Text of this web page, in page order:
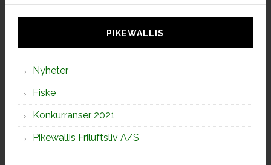
PIKEWALLIS
Nyheter
Fiske
Konkurranser 2021
Pikewallis Friluftsliv A/S